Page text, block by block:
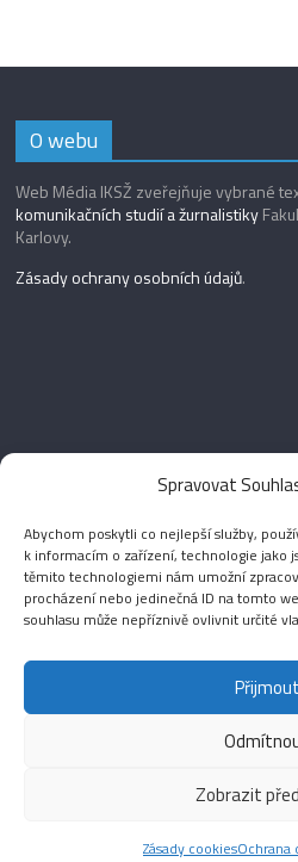
Spravovat
Abychom poskytli co nejlepší služby,
k informacím o zařízení, technologie jako
těmito technologiemi nám umožní
procházení nebo jedinečná ID na tomto
souhlasu může nepříznivě ovlivnit určité
Přijmout
Zobrazit
Zásady cookiesOchrana
O webu
Web Média IKSŽ zveřejňuje vybrané
komunikačních studií a žurnalistiky
Karlovy.
Zásady ochrany osobních údajů.
Fotografie
Copyright © 2026Média IKSŽ
Theme: ColorMag Pro by